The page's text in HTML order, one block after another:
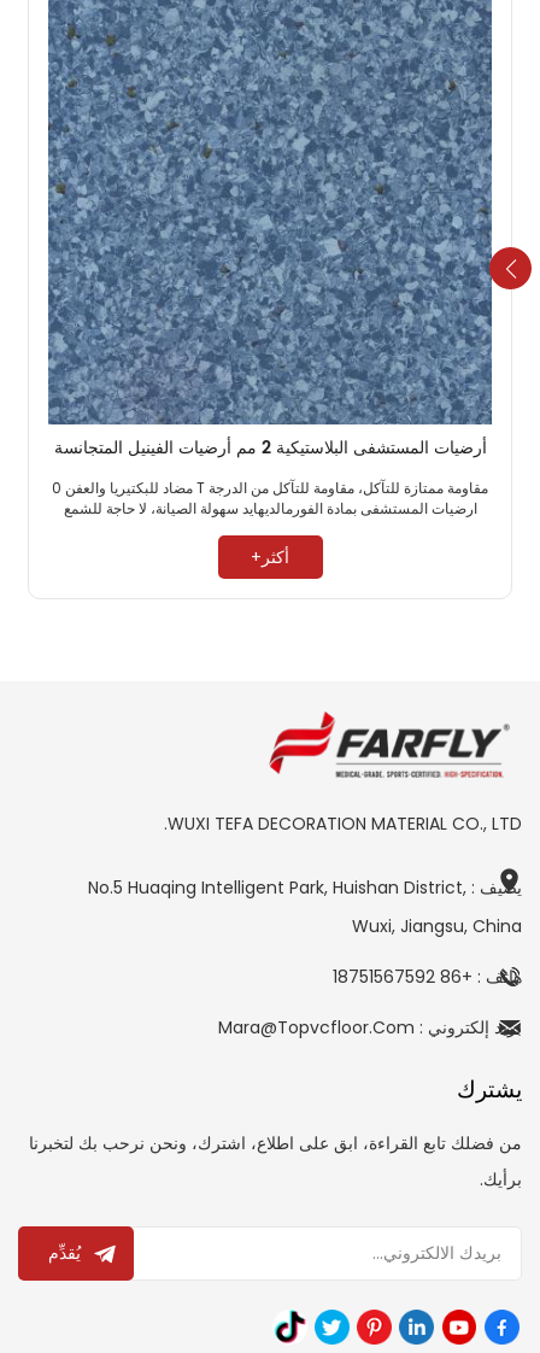
أرضيات المستشفى البلاستيكية 2 مم أرضيات الفينيل المتجانسة
مقاومة ممتازة للتآكل، مقاومة للتآكل من الدرجة T مضاد للبكتيريا والعفن 0
ارضيات المستشفى بمادة الفورمالديهايد سهولة الصيانة، لا حاجة للشمع ​
أكثر+
WUXI TEFA DECORATION MATERIAL CO., LTD.
يضيف : No.5 Huaqing Intelligent Park, Huishan District,
Wuxi, Jiangsu, China
هاتف : +86 18751567592
بريد إلكتروني : Mara@topvcfloor.com
يشترك
من فضلك تابع القراءة، ابق على اطلاع، اشترك، ونحن نرحب بك لتخبرنا
برأيك.
يُقدِّم